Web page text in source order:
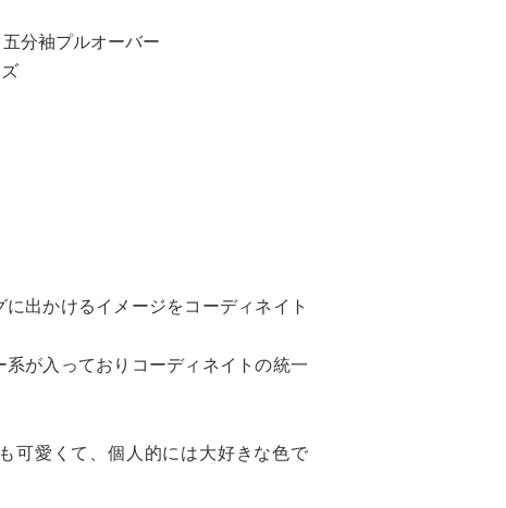
分袖プルオーバー
出かけるイメージをコーディネイト
が入っておりコーディネイトの統一
可愛くて、個人的には大好きな色で